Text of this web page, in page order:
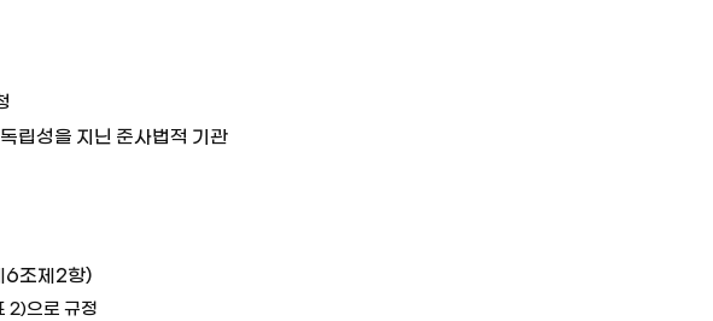
립성을 지닌 준사법적 기관
6조제2항)
2)으로 규정